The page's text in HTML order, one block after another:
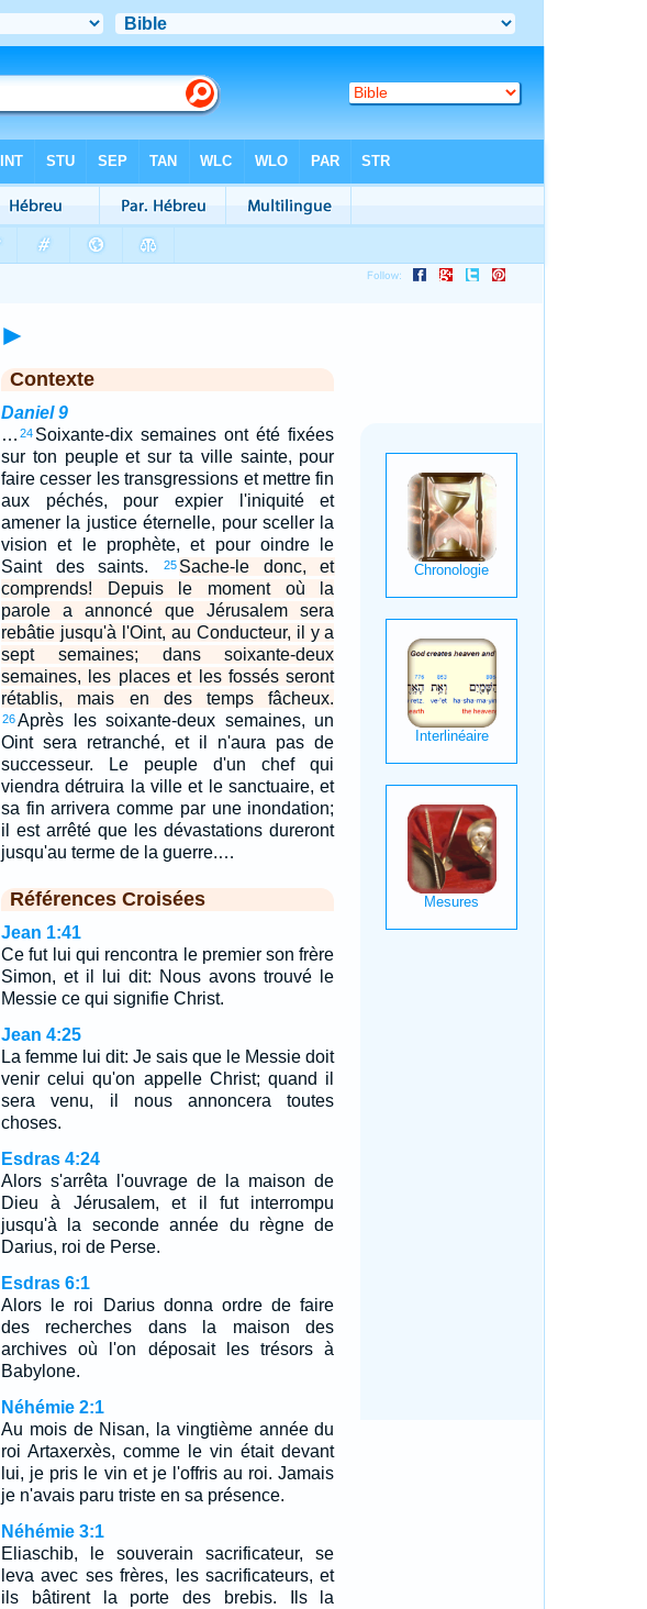
►
Contexte
Daniel 9
… 24 Soixante-dix semaines ont été fixées
sur ton peuple et sur ta ville sainte, pour
faire cesser les transgressions et mettre fin
aux péchés, pour expier l'iniquité et
amener la justice éternelle, pour sceller la
vision et le prophète, et pour oindre le
Saint des saints.
25 Sache-le donc, et
comprends! Depuis le moment où la
parole a annoncé que Jérusalem sera
rebâtie jusqu'à l'Oint, au Conducteur, il y a
sept semaines; dans soixante-deux
semaines, les places et les fossés seront
rétablis, mais en des temps fâcheux.
26Après les soixante-deux semaines, un
Oint sera retranché, et il n'aura pas de
successeur. Le peuple d'un chef qui
viendra détruira la ville et le sanctuaire, et
sa fin arrivera comme par une inondation;
il est arrêté que les dévastations dureront
jusqu'au terme de la guerre.…
Références Croisées
Jean 1:41
Ce fut lui qui rencontra le premier son frère
Simon, et il lui dit: Nous avons trouvé le
Messie ce qui signifie Christ.
Jean 4:25
La femme lui dit: Je sais que le Messie doit
venir celui qu'on appelle Christ; quand il
sera venu, il nous annoncera toutes
choses.
Esdras 4:24
Alors s'arrêta l'ouvrage de la maison de
Dieu à Jérusalem, et il fut interrompu
jusqu'à la seconde année du règne de
Darius, roi de Perse.
Esdras 6:1
Alors le roi Darius donna ordre de faire
des recherches dans la maison des
archives où l'on déposait les trésors à
Babylone.
Néhémie 2:1
Au mois de Nisan, la vingtième année du
roi Artaxerxès, comme le vin était devant
lui, je pris le vin et je l'offris au roi. Jamais
je n'avais paru triste en sa présence.
Néhémie 3:1
Eliaschib, le souverain sacrificateur, se
leva avec ses frères, les sacrificateurs, et
ils bâtirent la porte des brebis. Ils la